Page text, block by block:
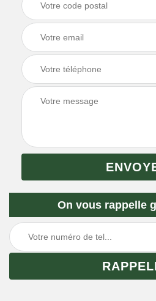
On vous rappelle